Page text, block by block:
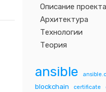
Описание проекта
Архитектура
Технологии
Теория
ansible
blockchain certificate